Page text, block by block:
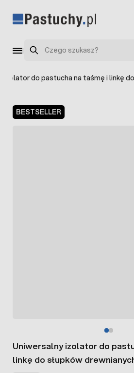
Szukaj
izolator do pastucha na taśmę i linkę
BESTSELLER
Uniwersalny izolator do
linkę do słupków